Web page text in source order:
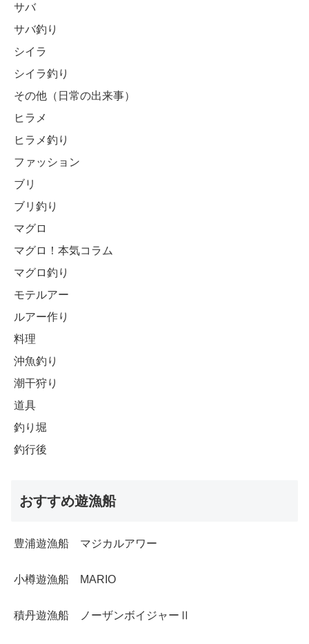
サバ
サバ釣り
シイラ
シイラ釣り
その他（日常の出来事）
ヒラメ
ヒラメ釣り
ファッション
ブリ
ブリ釣り
マグロ
マグロ！本気コラム
マグロ釣り
モテルアー
ルアー作り
料理
沖魚釣り
潮干狩り
道具
釣り堀
釣行後
おすすめ遊漁船
豊浦遊漁船 マジカルアワー
小樽遊漁船 MARIO
積丹遊漁船 ノーザンボイジャーⅡ